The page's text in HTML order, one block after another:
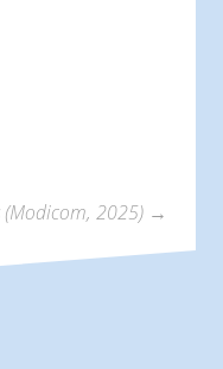
(Modicom, 2025) →